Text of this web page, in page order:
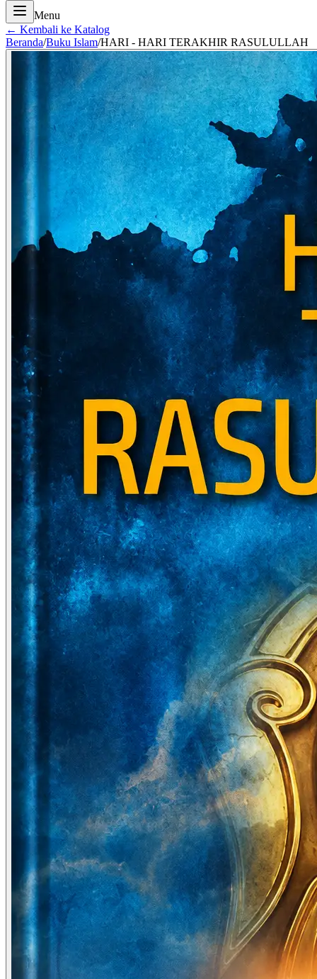
Menu
← Kembali ke Katalog
Beranda/Buku Islam/HARI - HARI TERAKHIR RASULULLAH